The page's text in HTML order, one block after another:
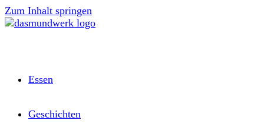
Zum Inhalt springen
Essen
Geschichten